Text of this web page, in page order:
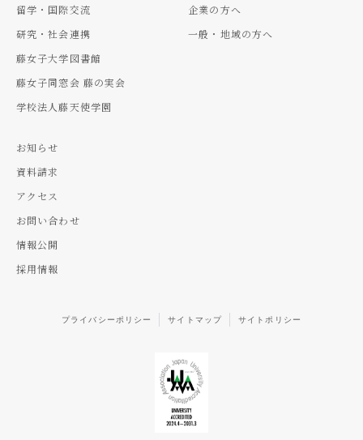
留学・国際交流
研究・社会連携
藤女子大学図書館
藤女子同窓会 藤の実会
学校法人藤天使学園
企業の方へ
一般・地域の方へ
お知らせ
資料請求
アクセス
お問い合わせ
情報公開
採用情報
プライバシーポリシー サイトマップ サイトポリシー